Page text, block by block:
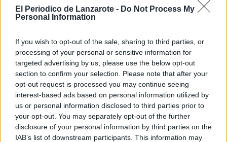
El Periodico de Lanzarote - Do Not Process My
Personal Information
If you wish to opt-out of the sale, sharing to third parties, or
processing of your personal or sensitive information for
targeted advertising by us, please use the below opt-out
section to confirm your selection. Please note that after your
opt-out request is processed you may continue seeing
interest-based ads based on personal information utilized by
us or personal information disclosed to third parties prior to
your opt-out. You may separately opt-out of the further
disclosure of your personal information by third parties on the
IAB’s list of downstream participants. This information may